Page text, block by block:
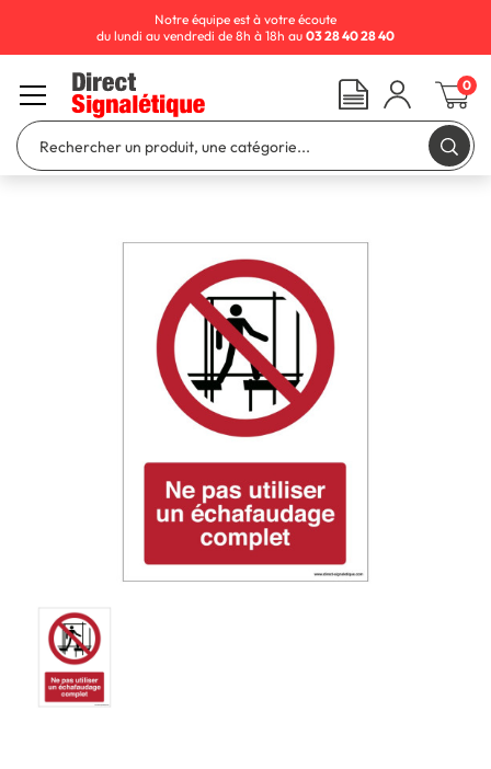
Notre équipe est à votre écoute
du lundi au vendredi de 8h à 18h au 03 28 40 28 40
0